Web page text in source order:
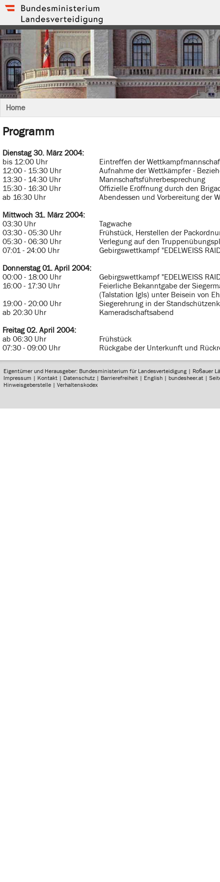
Home
Programm
Dienstag 30. März 2004:
bis 12:00 Uhr
Eintreffen der
12:00 - 15:30 Uhr
Aufnahme der Wettkämpfer -
13:30 - 14:30 Uhr
Mannschaftsführerbesprechung
15:30 - 16:30 Uhr
Offizielle Eröffnung durch den
ab 16:30 Uhr
Abendessen und Vorbereitung der
Mittwoch 31. März 2004:
03:30 Uhr
Tagwache
03:30 - 05:30 Uhr
Frühstück, Herstellen der
05:30 - 06:30 Uhr
Verlegung auf den
07:01 - 24:00 Uhr
Gebirgswettkampf "EDELWEISS
Donnerstag 01. April 2004:
00:00 - 18:00 Uhr
Gebirgswettkampf "EDELWEISS
16:00 - 17:30 Uhr
Feierliche Bekanntgabe der
(Talstation Igls) unter Beisein von
19:00 - 20:00 Uhr
Siegerehrung in der
ab 20:30 Uhr
Kameradschaftsabend
Freitag 02. April 2004:
ab 06:30 Uhr
Frühstück
07:30 - 09:00 Uhr
Rückgabe der Unterkunft und
Eigentümer und Herausgeber: Bundesministerium für Landesverteidigung | Roßauer
Impressum | Kontakt | Datenschutz | Barrierefreiheit | English | bundesheer.at |
Hinweisgeberstelle |Verhaltenskodex